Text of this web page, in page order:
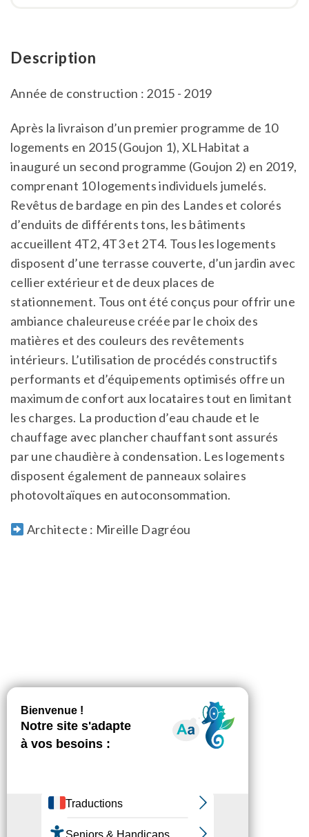
Description
Année de construction : 2015 - 2019
Après la livraison d’un premier programme de 10
logements en 2015 (Goujon 1), XLHabitat a
inauguré un second programme (Goujon 2) en 2019,
comprenant 10 logements individuels jumelés.
Revêtus de bardage en pin des Landes et colorés
d’enduits de différents tons, les bâtiments
accueillent 4T2, 4T3 et 2T4. Tous les logements
disposent d’une terrasse couverte, d’un jardin avec
cellier extérieur et de deux places de
stationnement. Tous ont été conçus pour offrir une
ambiance chaleureuse créée par le choix des
matières et des couleurs des revêtements
intérieurs. L’utilisation de procédés constructifs
performants et d’équipements optimisés offre un
maximum de confort aux locataires tout en limitant
les charges. La production d’eau chaude et le
chauffage avec plancher chauffant sont assurés
par une chaudière à condensation. Les logements
disposent également de panneaux solaires
photovoltaïques en autoconsommation.
Architecte : Mireille Dagréou